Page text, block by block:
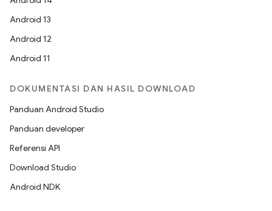
Android 13
Android 12
Android 11
DOKUMENTASI DAN HASIL DOWNLOAD
Panduan Android Studio
Panduan developer
Referensi API
Download Studio
Android NDK